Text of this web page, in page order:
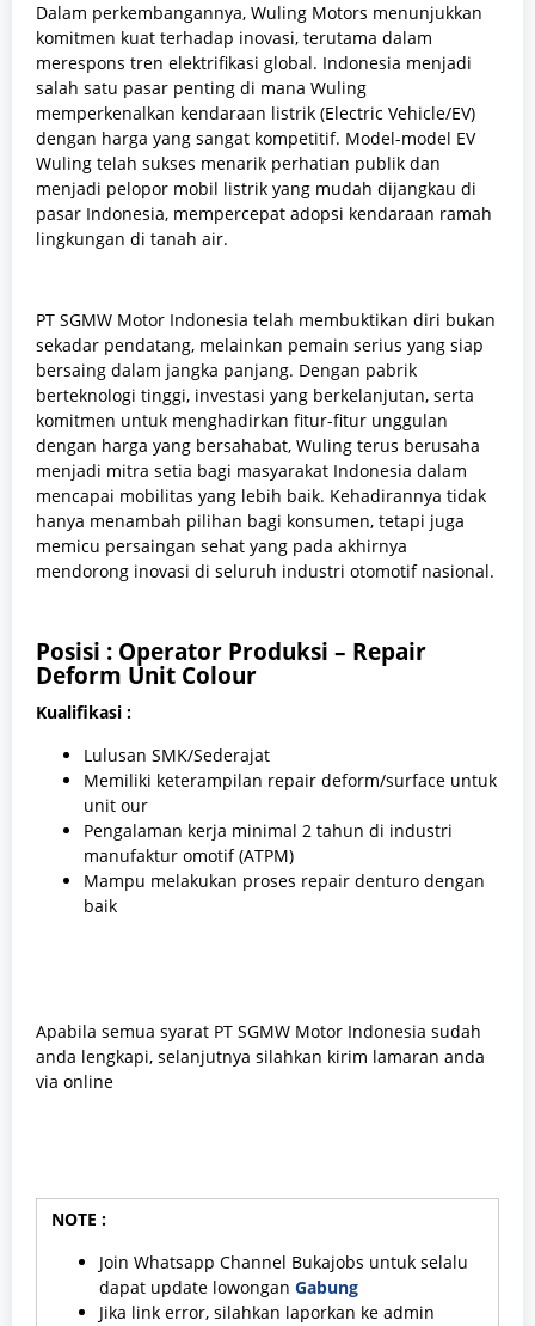
Dalam perkembangannya, Wuling Motors menunjukkan
komitmen kuat terhadap inovasi, terutama dalam
merespons tren elektrifikasi global. Indonesia menjadi
salah satu pasar penting di mana Wuling
memperkenalkan kendaraan listrik (Electric Vehicle/EV)
dengan harga yang sangat kompetitif. Model-model EV
Wuling telah sukses menarik perhatian publik dan
menjadi pelopor mobil listrik yang mudah dijangkau di
pasar Indonesia, mempercepat adopsi kendaraan ramah
lingkungan di tanah air.
PT SGMW Motor Indonesia telah membuktikan diri bukan
sekadar pendatang, melainkan pemain serius yang siap
bersaing dalam jangka panjang. Dengan pabrik
berteknologi tinggi, investasi yang berkelanjutan, serta
komitmen untuk menghadirkan fitur-fitur unggulan
dengan harga yang bersahabat, Wuling terus berusaha
menjadi mitra setia bagi masyarakat Indonesia dalam
mencapai mobilitas yang lebih baik. Kehadirannya tidak
hanya menambah pilihan bagi konsumen, tetapi juga
memicu persaingan sehat yang pada akhirnya
mendorong inovasi di seluruh industri otomotif nasional.
Posisi : Operator Produksi – Repair
Deform Unit Colour
Kualifikasi :
Lulusan SMK/Sederajat
Memiliki keterampilan repair deform/surface untuk
unit our
Pengalaman kerja minimal 2 tahun di industri
manufaktur omotif (ATPM)
Mampu melakukan proses repair denturo dengan
baik
Apabila semua syarat PT SGMW Motor Indonesia sudah
anda lengkapi, selanjutnya silahkan kirim lamaran anda
via online
NOTE :
Join Whatsapp Channel Bukajobs untuk selalu
dapat update lowongan Gabung
Jika link error, silahkan laporkan ke admin